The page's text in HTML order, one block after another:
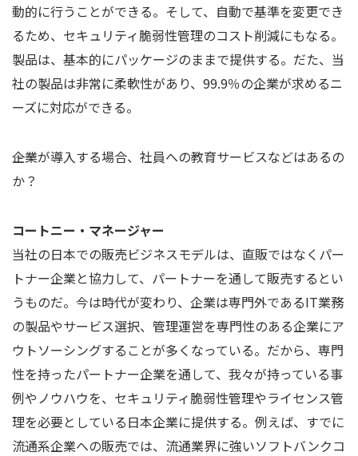
動的に行うことができる。そして、自動で基準を変更でき
るため、セキュリティ脆弱性管理のコスト削減にもなる。
製品は、基本的にパッケージのままで提供する。だた、当
社の製品は非常に柔軟性があり、99.9％の企業が求めるニ
ーズに対応ができる。
――企業が導入する場合、社員への教育サービスなどはあるの
か？
コートニー・マネージャー
当社の日本での販売ビジネスモデルは、直販ではなくパー
トナー企業と協力して、パートナーを通して販売するとい
うものだ。今は時代が変わり、企業は専門外であるIT業務
の製品やサービス選択、管理運営を専門性のある企業にア
ウトソーシングすることが多くなっている。だから、専門
性を持ったパートナー企業を通して、我々が持っている事
例やノウハウを、セキュリティ脆弱性管理やライセンス管
理を必要としている日本企業に提供する。例えば、すでに
流通系企業への販売では、流通業界に強いソフトバンクコ